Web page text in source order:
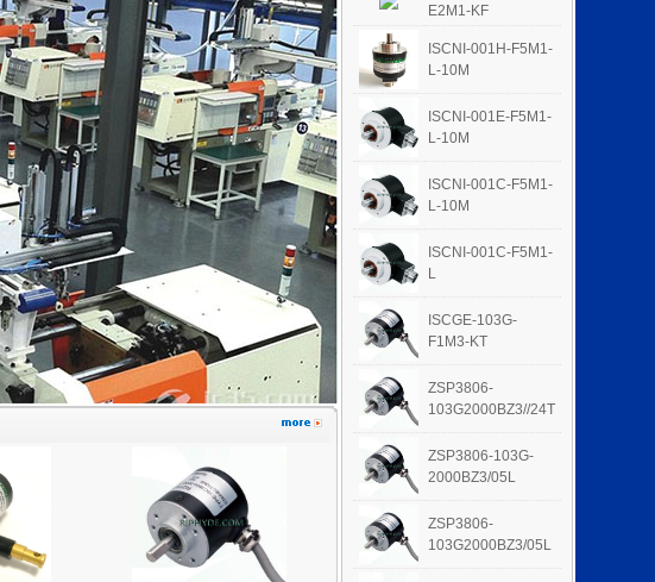
E2M1-KF
ISCNI-001H-F5M1-
L-10M
ISCNI-001E-F5M1-
L-10M
ISCNI-001C-F5M1-
L-10M
ISCNI-001C-F5M1-
L
ISCGE-103G-
F1M3-KT
ZSP3806-
103G2000BZ3//24T
ZSP3806-103G-
2000BZ3/05L
ZSP3806-
103G2000BZ3/05L